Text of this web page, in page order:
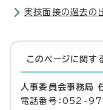
実技面接の過去の出
このページに関す
人事委員会事務局
電話番号：052-